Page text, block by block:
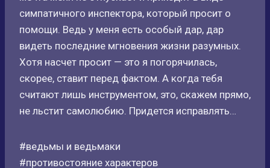
симпатичного инспектора, который просит о
помощи. Ведь у меня есть особый дар, дар
видеть последние мгновения жизни разумных.
Хотя насчет просит — это я погорячилась,
скорее, ставит перед фактом. А когда тебя
считают лишь инструментом, это, скажем прямо,
не льстит самолюбию. Придется исправлять…
#ведьмы и ведьмаки
#противостояние характеров